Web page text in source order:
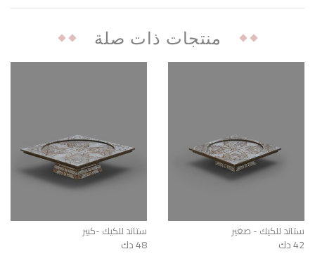
منتجات ذات صلة
ستاند للكيك - صغير
42 دك
ستاند للكيك -كبير
48 دك